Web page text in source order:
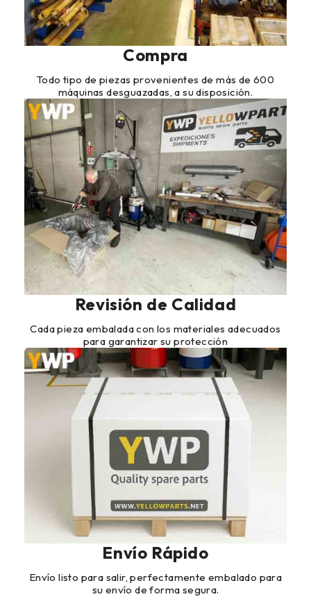
Compra
Todo tipo de piezas provenientes de más de 600
máquinas desguazadas, a su disposición.
Revisión de Calidad
Cada pieza embalada con los materiales adecuados
para garantizar su protección
Envío Rápido
Envío listo para salir, perfectamente embalado para
su envío de forma segura.